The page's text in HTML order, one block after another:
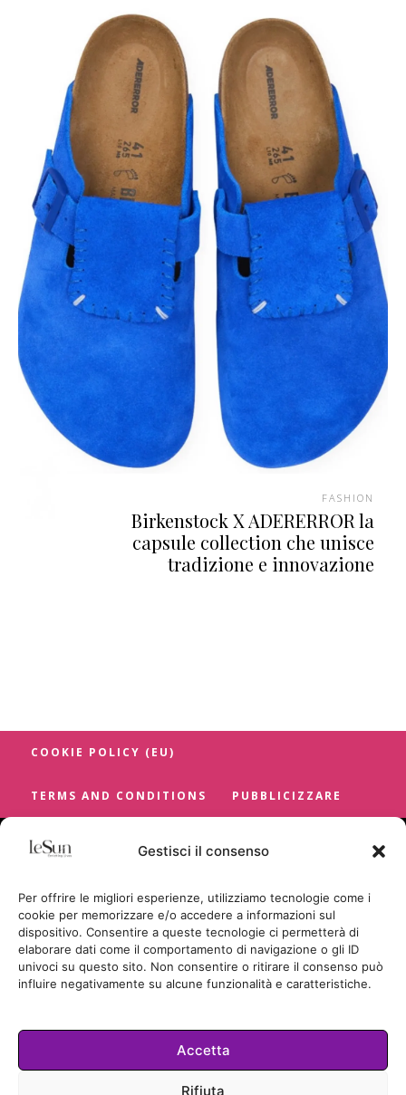
Gestisci il consenso
Per offrire le migliori esperienze, utilizziamo tecnologie come i
cookie per memorizzare e/o accedere a informazioni sul
dispositivo. Consentire a queste tecnologie ci permetterà di
elaborare dati come il comportamento di navigazione o gli ID
univoci su questo sito. Non consentire o ritirare il consenso può
influire negativamente su alcune funzionalità e caratteristiche.
Accetta
Rifiuta
FASHION
Birkenstock X ADERERROR la
capsule collection che unisce
tradizione e innovazione
COOKIE POLICY (EU)
TERMS AND CONDITIONS PUBBLICIZZARE
Cookie Policy